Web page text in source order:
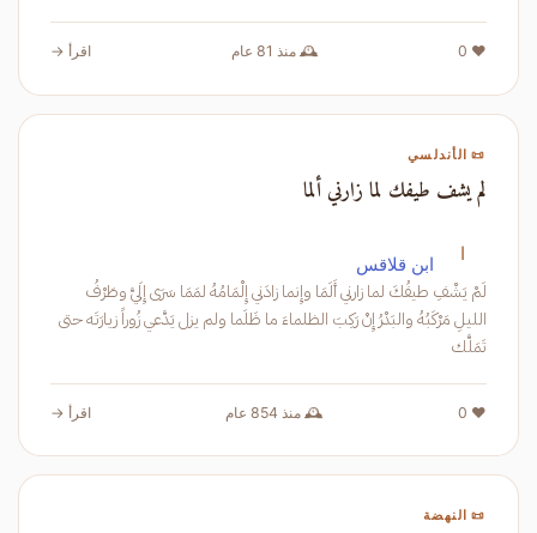
❤️ 0 🕰️ منذ 81 عام اقرأ →
📜 الأندلسي
لم يشف طيفك لما زارني ألما
ا ابن قلاقس
لَمْ يَشْفِ طيفُكَ لما زارني أَلَمَا وإِنما زادَني إِلْمَامُهُ لمَمَا سَرَى إِلَيَّ وطَرْفُ
الليلِ مَرْكَبُهُ والبَدْرُ إِنْ رَكِبَ الظلماءَ ما ظَلَما ولم يزل يَدَّعي زُوراً زيارَتَه حتى
تَمَلَّك
❤️ 0 🕰️ منذ 854 عام اقرأ →
📜 النهضة